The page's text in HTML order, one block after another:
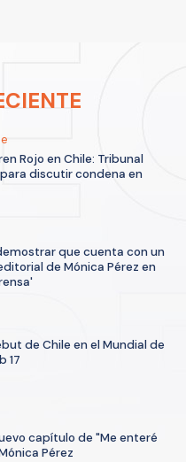
Rojo en Chile: Tribunal
discutir condena en
que cuenta con un
de Mónica Pérez en
de Chile en el Mundial de
17
capítulo de "Me enteré
Pérez